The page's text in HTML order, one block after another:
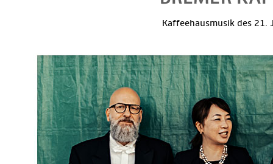
Kaffeehausmusik des 21.